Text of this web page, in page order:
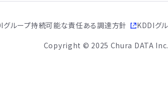
グループ持続可能な責任ある調達方針
KDDIグ
Copyright © 2025 Chura DATA Inc.